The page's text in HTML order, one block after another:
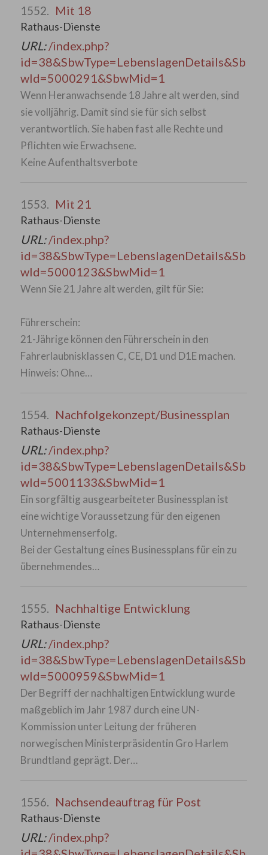
1552. Mit 18
Rathaus-Dienste
URL:/index.php?
id=38&SbwType=LebenslagenDetails&Sb
wId=5000291&SbwMid=1
Wenn Heranwachsende 18 Jahre alt werden, sind
sie volljährig. Damit sind sie für sich selbst
verantwortlich. Sie haben fast alle Rechte und
Pflichten wie Erwachsene.
Keine Aufenthaltsverbote
1553. Mit 21
Rathaus-Dienste
URL:/index.php?
id=38&SbwType=LebenslagenDetails&Sb
wId=5000123&SbwMid=1
Wenn Sie 21 Jahre alt werden, gilt für Sie:
Führerschein:
21-Jährige können den Führerschein in den
Fahrerlaubnisklassen C, CE, D1 und D1E machen.
Hinweis: Ohne…
1554. Nachfolgekonzept/Businessplan
Rathaus-Dienste
URL:/index.php?
id=38&SbwType=LebenslagenDetails&Sb
wId=5001133&SbwMid=1
Ein sorgfältig ausgearbeiteter Businessplan ist
eine wichtige Voraussetzung für den eigenen
Unternehmenserfolg.
Bei der Gestaltung eines Businessplans für ein zu
übernehmendes…
1555. Nachhaltige Entwicklung
Rathaus-Dienste
URL:/index.php?
id=38&SbwType=LebenslagenDetails&Sb
wId=5000959&SbwMid=1
Der Begriff der nachhaltigen Entwicklung wurde
maßgeblich im Jahr 1987 durch eine UN-
Kommission unter Leitung der früheren
norwegischen Ministerpräsidentin Gro Harlem
Brundtland geprägt. Der…
1556. Nachsendeauftrag für Post
Rathaus-Dienste
URL:/index.php?